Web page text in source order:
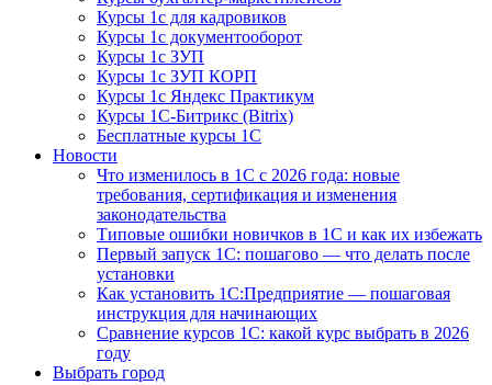
Курсы 1с для кадровиков
Курсы 1с документооборот
Курсы 1с ЗУП
Курсы 1с ЗУП КОРП
Курсы 1с Яндекс Практикум
Курсы 1С-Битрикс (Bitrix)
Бесплатные курсы 1С
Новости
Что изменилось в 1С с 2026 года: новые
требования, сертификация и изменения
законодательства
Типовые ошибки новичков в 1С и как их избежать
Первый запуск 1С: пошагово — что делать после
установки
Как установить 1С:Предприятие — пошаговая
инструкция для начинающих
Сравнение курсов 1С: какой курс выбрать в 2026
году
Выбрать город